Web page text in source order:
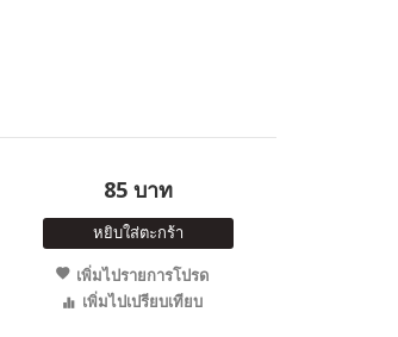
85 บาท
หยิบใส่ตะกร้า
เพิ่มไปรายการโปรด
เพิ่มไปเปรียบเทียบ